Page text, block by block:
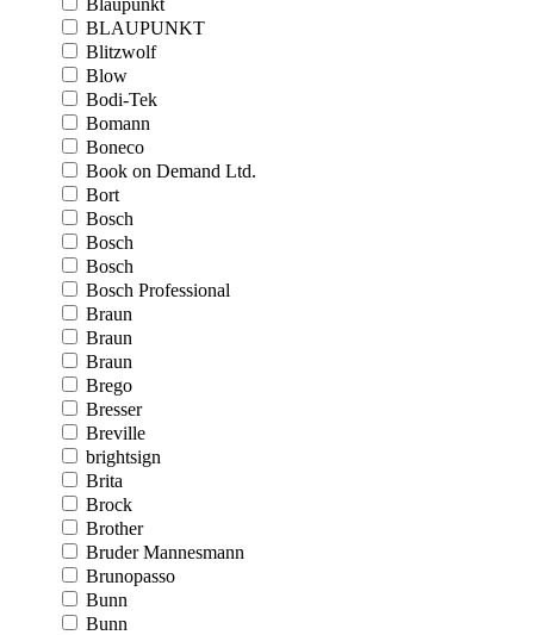
Blaupunkt
BLAUPUNKT
Blitzwolf
Blow
Bodi-Tek
Bomann
Boneco
Book on Demand Ltd.
Bort
Bosch
Bosch
Bosch
Bosch Professional
Braun
Braun
Braun
Brego
Bresser
Breville
brightsign
Brita
Brock
Brother
Bruder Mannesmann
Brunopasso
Bunn
Bunn